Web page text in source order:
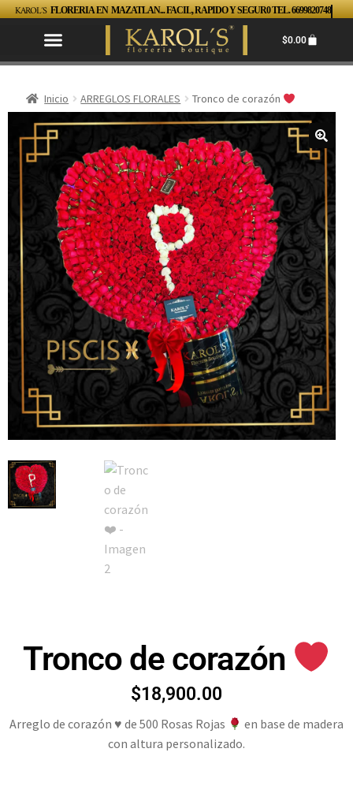
KAROL´S FLORERIA EN MAZATLAN... FACIL, RAPIDO Y SEGUR0 TEL. 6699820748
$0.00
Inicio ARREGLOS FLORALES Tronco de corazón
Tronco de corazón
$18,900.00
Arreglo de corazón ♥️ de 500 Rosas Rojas
en base de madera
con altura personalizado.